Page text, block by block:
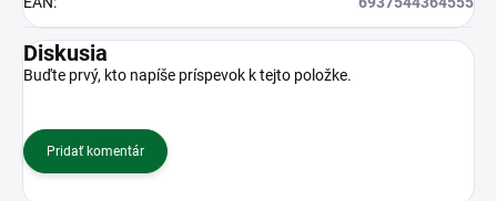
Diskusia
Buďte prvý, kto napíše príspevok k tejto položke.
Pridať komentár